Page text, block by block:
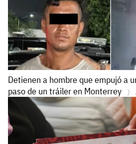
Detienen a hombre que empujó a
paso de un tráiler en Monterrey